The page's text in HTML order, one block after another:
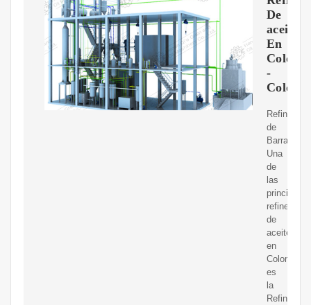
De
aceite
En
-
Refinería
de
Una
de
las
principales
refinerías
de
aceite
en
Colombia
es
la
Refinería